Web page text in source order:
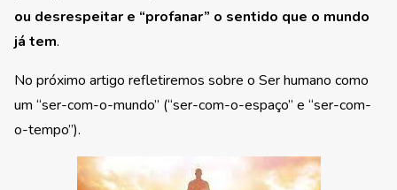
ou desrespeitar e “profanar” o sentido que o mundo
já tem.
No próximo artigo refletiremos sobre o Ser humano como
um “ser-com-o-mundo” (“ser-com-o-espaço” e “ser-com-
o-tempo”).